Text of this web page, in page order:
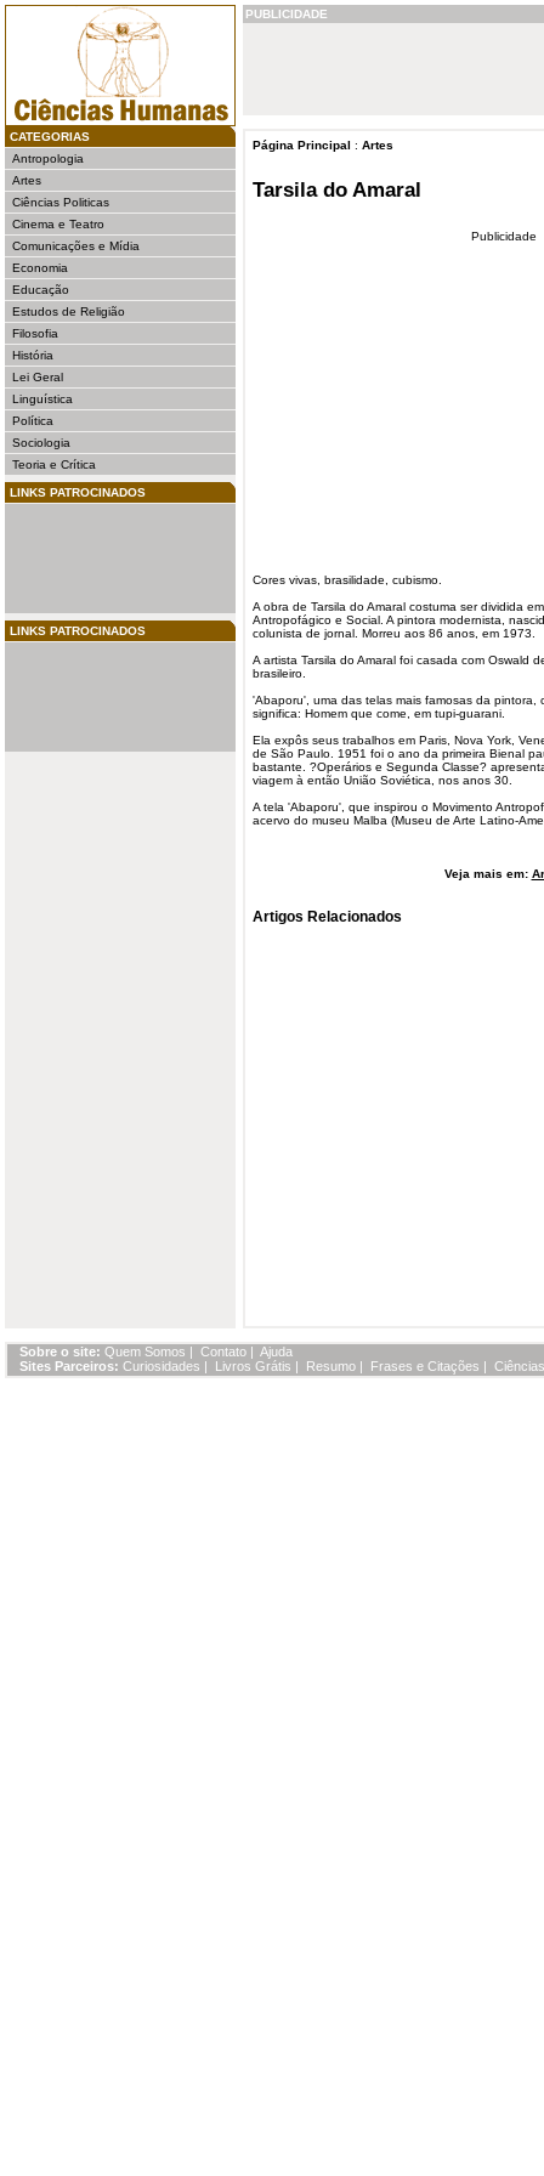
CATEGORIAS
Antropologia
Artes
Ciências Politicas
Cinema e Teatro
Comunicações e Mídia
Economia
Educação
Estudos de Religião
Filosofia
História
Lei Geral
Linguística
Política
Sociologia
Teoria e Crítica
LINKS PATROCINADOS
LINKS PATROCINADOS
PUBLICIDADE
Página Principal : Artes
Tarsila do Amaral
Publicidade
Cores vivas, brasilidade, cubismo.
A obra de Tarsila do Amaral costuma ser dividida
Antropofágico e Social. A pintora modernista,
colunista de jornal. Morreu aos 86 anos, em 1973.
A artista Tarsila do Amaral foi casada com Oswald
brasileiro.
'Abaporu', uma das telas mais famosas da pintora,
significa: Homem que come, em tupi-guarani.
Ela expôs seus trabalhos em Paris, Nova York,
de São Paulo. 1951 foi o ano da primeira Bienal
bastante. ?Operários e Segunda Classe?
viagem à então União Soviética, nos anos 30.
A tela 'Abaporu', que inspirou o Movimento
acervo do museu Malba (Museu de Arte Latino-
Veja mais em:
Artigos Relacionados
Sobre o site: Quem Somos | Contato | Ajuda
Sites Parceiros: Curiosidades | Livros Grátis | Resumo | Frases e Citações |